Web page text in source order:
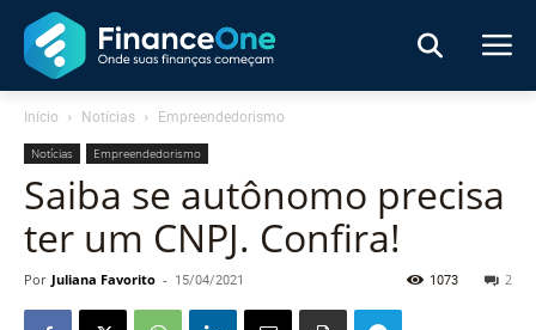
Início Notícias Empreendedorismo
Notícias Empreendedorismo
Saiba se autônomo precisa
ter um CNPJ. Confira!
Por Juliana Favorito - 15/04/2021 2
1073